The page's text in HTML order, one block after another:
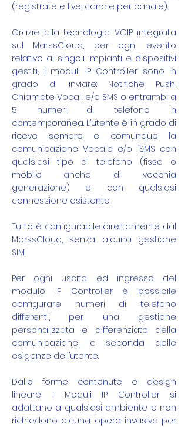
(registrate e live, canale per canale).​
Grazie alla tecnologia VOIP integrata
sul MarssCloud, per ogni evento
relativo ai singoli impianti e dispositivi
gestiti, i moduli IP Controller sono in
grado di inviare: Notifiche Push,
Chiamate Vocali e/o SMS o entrambi a
5 numeri di telefono in
contemporanea. L’utente è in grado di
riceve sempre e comunque la
comunicazione Vocale e/o l’SMS con
qualsiasi tipo di telefono (fisso o
mobile anche di vecchia
generazione) e con qualsiasi
connessione esistente.
Tutto è configurabile direttamente dal
MarssCloud, senza alcuna gestione
SIM.
Per ogni uscita ed ingresso del
modulo IP Controller è possibile
configurare numeri di telefono
differenti, per una gestione
personalizzata e differenziata della
comunicazione, a seconda delle
esigenze dell’utente.
Dalle forme contenute e design
lineare, i Moduli IP Controller si
adattano a qualsiasi ambiente e non
richiedono alcuna opera invasiva per